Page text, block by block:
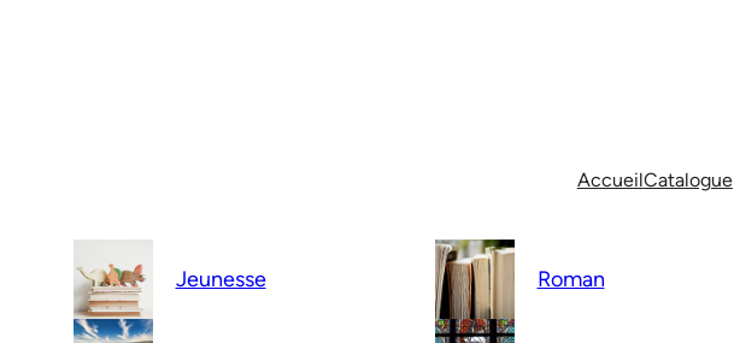
AccueilCatalogue
Jeunesse Roman